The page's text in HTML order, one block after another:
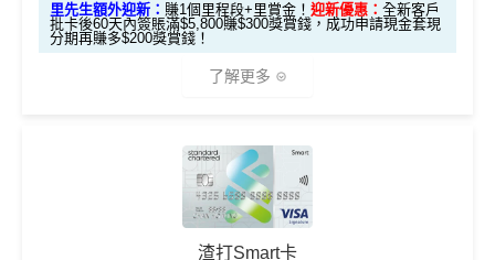
交租金
於商戶設定每月自動轉賬，並完成一次自動轉
3. Apple Pay及Google Pay簽賬享高達1
0%回贈，高達HK$500回贈
合資格客戶於發卡後首60天內憑卡簽賬消費或成功辦
理信用卡免息分期計劃滿HK$8,000或以上，當中透過
現有信用卡客戶批卡後30日內簽夠HK$100，送
額外500里賞金/HK$500🍎Apple Gift Card/超
MrMiles.hk/mpower-form
申請後記得盡快填form先有額外獎賞㗎！
≈ HK$1，可兌換FPS轉數快回贈！
4月17日或之前申請，填表呢邊：https://forms.gle/rPueeq
里先生額外迎新： 賺1個里程段+里賞金！ 迎新優惠： 全新客戶
批卡後60天內簽賬滿$5,800賺$300獎賞錢，成功申請現金套現
分期再賺多$200獎賞錢！
了解更多
滙豐 Red Card申請網址：MrMiles.hk/hsbc-red-apply
申請完填Form
MrMiles.hk/hsbc-red-for
渣打Smart卡